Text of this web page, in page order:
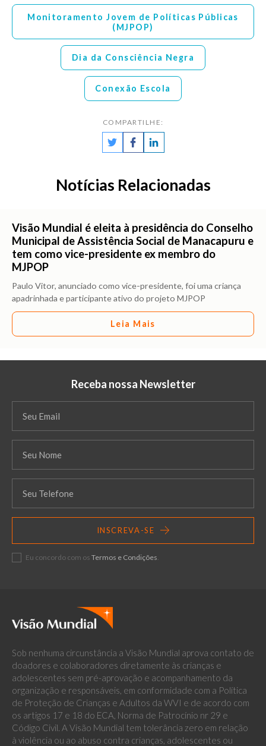
Monitoramento Jovem de Políticas Públicas
(MJPOP)
Dia da Consciência Negra
Conexão Escola
COMPARTILHE:
Notícias Relacionadas
Visão Mundial é eleita à presidência do Conselho
Municipal de Assistência Social de Manacapuru e
tem como vice-presidente ex membro do
MJPOP
Paulo Vitor, anunciado como vice-presidente, foi uma criança
apadrinhada e participante ativo do projeto MJPOP
Leia Mais
Receba nossa Newsletter
INSCREVA-SE
Eu concordo com os Termos e Condições
Sob nenhuma circunstância a Visão Mundial aprova contato de
doadores e colaboradores diretamente às crianças e
adolescentes sem pré-aprovação e acompanhamento da
organização e responsáveis, em conformidade com a Política
de Proteção de Crianças e Adultos da WVI e de acordo com
os artigos 17 e 18 do ECA, Norma de Patrocínio nr 29 e
Código Civil. A Visão Mundial tem tolerância zero em relação
à violência ou ao abuso contra crianças, adolescentes ou